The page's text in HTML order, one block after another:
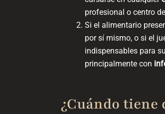
profesional o centro
Si el alimentario
por sí mismo, o si el
indispensables para
principalmente con
¿Cuándo tiene